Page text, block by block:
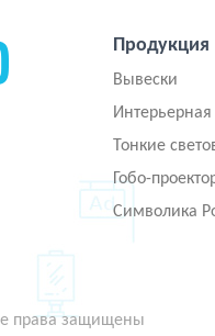
Продукция
Вывески
Тонкие
Гобо-
Символика
права защищены